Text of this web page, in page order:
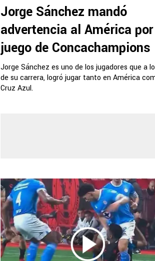
Jorge Sánchez mandó
advertencia al América
juego de Concachampions
Jorge Sánchez es uno de los jugadores que a
de su carrera, logró jugar tanto en América
Cruz Azul.